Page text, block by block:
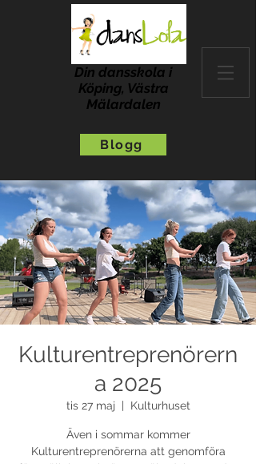
Din dansskola i
Köping, Västra
Mälardalen
Blogg
Kulturentreprenörern
a 2025
tis 27 maj Kulturhuset
Även i sommar kommer
Kulturentreprenörerna att genomföra